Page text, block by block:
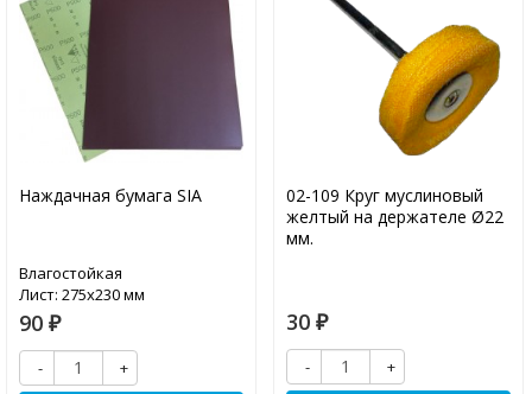
Наждачная бумага SIA
Влагостойкая
Лист: 275х230 мм
90 ₽
-
+
02-109 Круг муслиновый
желтый на держателе Ø22
мм.
30 ₽
-
+